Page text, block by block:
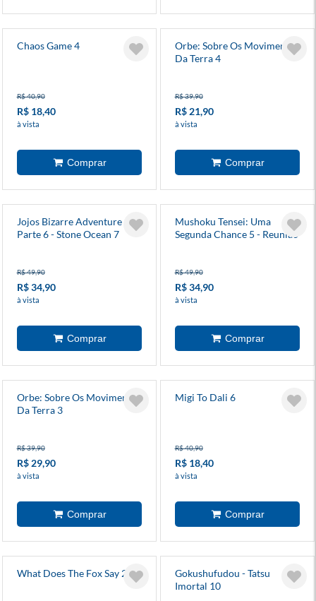
Chaos Game 4
R$ 40,90
R$ 18,40
à vista
Orbe: Sobre Os Movimentos
Da Terra 4
R$ 39,90
R$ 21,90
à vista
Jojos Bizarre Adventure -
Parte 6 - Stone Ocean 7
R$ 49,90
R$ 34,90
à vista
Mushoku Tensei: Uma
Segunda Chance 5 - Reunião
R$ 49,90
R$ 34,90
à vista
Orbe: Sobre Os Movimentos
Da Terra 3
R$ 39,90
R$ 29,90
à vista
Migi To Dali 6
R$ 40,90
R$ 18,40
à vista
What Does The Fox Say 2
Gokushufudou - Tatsu
Imortal 10